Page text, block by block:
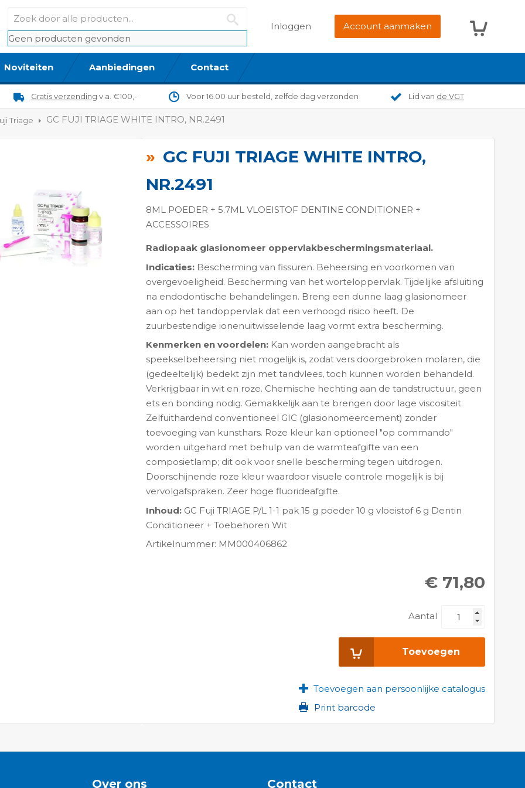
Geen producten gevonden
Inloggen Account aanmaken
Noviteiten Aanbiedingen Contact
Gratis verzending v.a. €100,- Voor 16.00 uur besteld, zelfde dag verzonden Lid van de VGT
Triage GC FUJI TRIAGE WHITE INTRO, NR.2491
GC FUJI TRIAGE WHITE INTRO,
NR.2491
8ML POEDER + 5.7ML VLOEISTOF DENTINE CONDITIONER +
ACCESSOIRES
Radiopaak glasionomeer oppervlakbeschermingsmateriaal.
Indicaties: Bescherming van fissuren. Beheersing en voorkomen van
overgevoeligheid. Bescherming van het worteloppervlak. Tijdelijke afsluiting
na endodontische behandelingen. Breng een dunne laag glasionomeer
aan op het tandoppervlak dat een verhoogd risico heeft. De
zuurbestendige ionenuitwisselende laag vormt extra bescherming.
Kenmerken en voordelen: Kan worden aangebracht als
speekselbeheersing niet mogelijk is, zodat vers doorgebroken molaren, die
(gedeeltelijk) bedekt zijn met tandvlees, toch kunnen worden behandeld.
Verkrijgbaar in wit en roze. Chemische hechting aan de tandstructuur, geen
ets en bonding nodig. Gemakkelijk aan te brengen door lage viscositeit.
Zelfuithardend conventioneel GIC (glasionomeercement) zonder
toevoeging van kunsthars. Roze kleur kan optioneel "op commando"
worden uitgehard met behulp van de warmteafgifte van een
composietlamp; dit ook voor snelle bescherming tegen uitdrogen.
Doorschijnende roze kleur waardoor visuele controle mogelijk is bij
vervolgafspraken. Zeer hoge fluorideafgifte.
Inhoud: GC Fuji TRIAGE P/L 1-1 pak 15 g poeder 10 g vloeistof 6 g Dentin
Conditioneer + Toebehoren Wit
Artikelnummer: MM000406862
€ 71,80
Aantal
Toevoegen
Toevoegen aan persoonlijke catalogus
Print barcode
Over ons Contact